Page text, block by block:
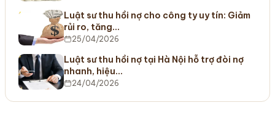
Luật sư thu hồi nợ cho công ty uy tín: Giảm
rủi ro, tăng…
25/04/2026
Luật sư thu hồi nợ tại Hà Nội hỗ trợ đòi nợ
nhanh, hiệu…
24/04/2026